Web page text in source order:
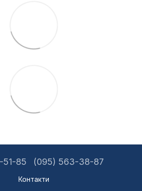
51-85 (095) 563-38-87
Контакти